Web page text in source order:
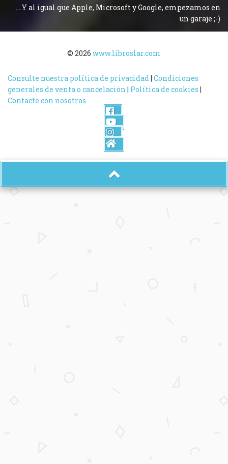
....Y al igual que Apple, Microsoft y Google, empezamos en
un garaje ;-)
© 2026 www.libroslar.com
Consulte nuestra política de privacidad | Condiciones
generales de venta o cancelación | Política de cookies |
Contacte con nosotros